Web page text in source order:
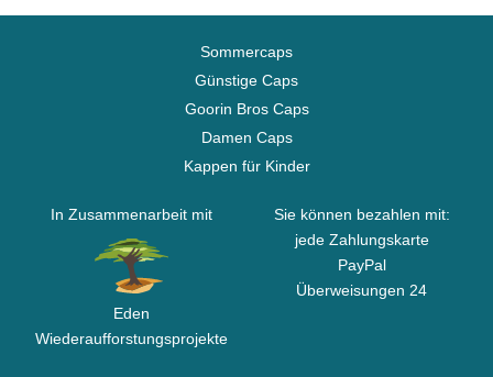
Sommercaps
Günstige Caps
Goorin Bros Caps
Damen Caps
Kappen für Kinder
In Zusammenarbeit mit
Eden
Wiederaufforstungsprojekte
Sie können bezahlen mit:
jede Zahlungskarte
PayPal
Überweisungen 24